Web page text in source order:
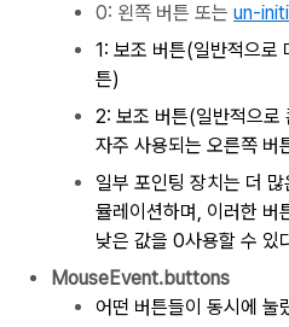
0: 왼쪽 버튼 또는 un-
1: 보조 버튼(일반적으로
튼)
2: 보조 버튼(일반적으로
자주 사용되는 오른쪽 버
일부 포인팅 장치는 더
뮬레이션하며, 이러한 버
낮은 값을 0사용할 수 있
MouseEvent.buttons
어떤 버튼들이 동시에 눌